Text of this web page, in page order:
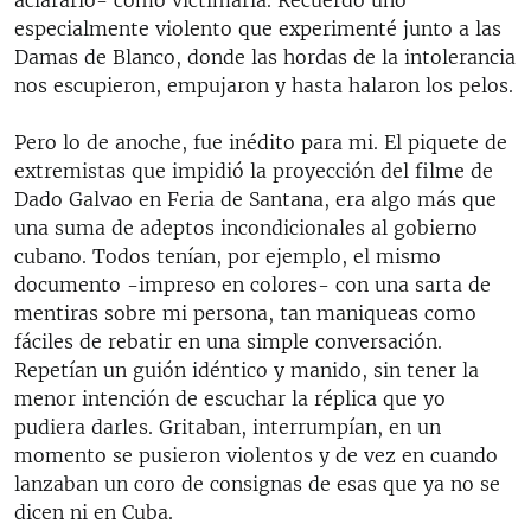
especialmente violento que experimenté junto a las
Damas de Blanco, donde las hordas de la intolerancia
nos escupieron, empujaron y hasta halaron los pelos.
Pero lo de anoche, fue inédito para mi. El piquete de
extremistas que impidió la proyección del filme de
Dado Galvao en Feria de Santana, era algo más que
una suma de adeptos incondicionales al gobierno
cubano. Todos tenían, por ejemplo, el mismo
documento -impreso en colores- con una sarta de
mentiras sobre mi persona, tan maniqueas como
fáciles de rebatir en una simple conversación.
Repetían un guión idéntico y manido, sin tener la
menor intención de escuchar la réplica que yo
pudiera darles. Gritaban, interrumpían, en un
momento se pusieron violentos y de vez en cuando
lanzaban un coro de consignas de esas que ya no se
dicen ni en Cuba.